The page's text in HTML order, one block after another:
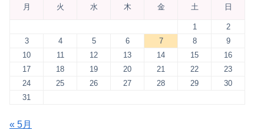
月 火 水 木 金 土 日
1
2
3
4 5 6 7 8
9
10
11 12 13 14 15
16
17
18 19 20 21 22
23
24
25 26 27 28 29
30
31
« 5月